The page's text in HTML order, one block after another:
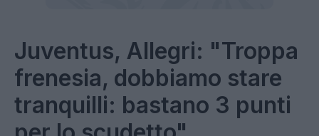
Juventus, Allegri: "Troppa
frenesia, dobbiamo stare
tranquilli: bastano 3 punti